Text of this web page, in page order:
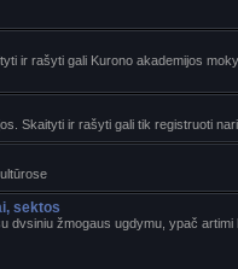
ir rašyti gali Kurono akademijos
Skaityti ir rašyti gali tik registruoti
sektos
dvsiniu žmogaus ugdymu, ypač